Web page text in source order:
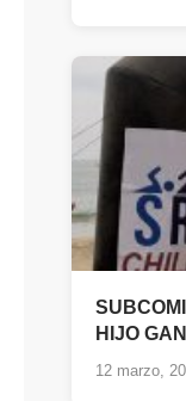
HIJO
12 marzo,